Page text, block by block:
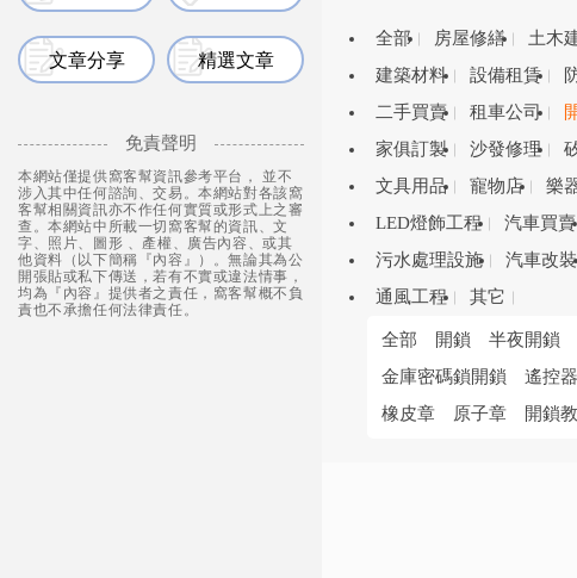
文章分享 精選文章
免責聲明
本網站僅提供窩客幫資訊參考平台， 並不
涉入其中任何諮詢、交易。本網站對各該窩
客幫相關資訊亦不作任何實質或形式上之審
查。本網站中所載一切窩客幫的資訊、文
字、照片、圖形 、產權、廣告內容、或其
他資料（以下簡稱『內容』）。無論其為公
開張貼或私下傳送，若有不實或違法情事，
均為『內容』提供者之責任，窩客幫概不負
責也不承擔任何法律責任。
全部 房屋修繕 土木
建築材料
設備租賃
二手買賣
租車公司
家俱訂製
沙發修理
文具用品
寵物店 樂
LED燈飾工程
汽車買賣
污水處理設施
汽車改裝
通風工程
其它
全部 開鎖 半夜開鎖
金庫密碼鎖開鎖
遙控
橡皮章
原子章 開鎖